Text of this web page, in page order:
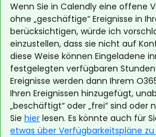
Wenn Sie in Calendly eine offene
ohne „geschäftige“ Ereignisse in
berücksichtigen, würde ich
einzustellen, dass sie nicht auf
diese Weise können Eingeladene
festgelegten verfügbaren
Ereignisse werden dann Ihrem
Ihren Ereignissen hinzugefügt,
„beschäftigt“ oder „frei“ sind oder
Sie hier lesen. Es könnte auch für
etwas über Verfügbarkeitspläne zu